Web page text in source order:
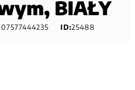
BIAŁY
ID:25488